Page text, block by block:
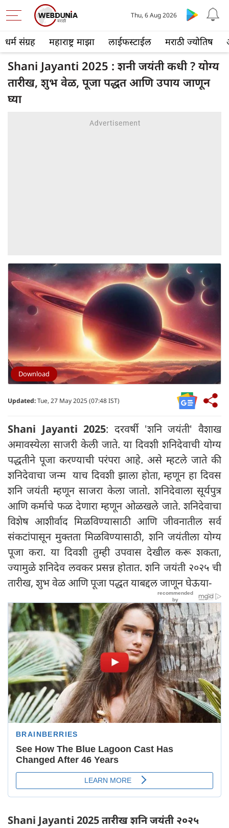
धर्म संग्रह महाराष्ट्र माझा लाईफस्टाईल मराठी ज्योतिष
Thu, 6 Aug 2026
Shani Jayanti 2025 : शनी जयंती कधी ? योग्य
तारीख, शुभ वेळ, पूजा पद्धत आणि उपाय जाणून
घ्या
Download
Updated:Tue, 27 May 2025 (07:48 IST)
Shani Jayanti 2025: दरवर्षी 'शनि जयंती' वैशाख
अमावस्येला साजरी केली जाते. या दिवशी शनिदेवाची योग्य
पद्धतीने पूजा करण्याची परंपरा आहे. असे म्हटले जाते की
शनिदेवाचा जन्म याच दिवशी झाला होता, म्हणून हा दिवस
शनि जयंती म्हणून साजरा केला जातो. शनिदेवाला सूर्यपुत्र
आणि कर्माचे फळ देणारा म्हणून ओळखले जाते. शनिदेवाचा
विशेष आशीर्वाद मिळविण्यासाठी आणि जीवनातील सर्व
संकटांपासून मुक्तता मिळविण्यासाठी, शनि जयंतीला योग्य
पूजा करा. या दिवशी तुम्ही उपवास देखील करू शकता,
ज्यामुळे शनिदेव लवकर प्रसन्न होतात. शनि जयंती २०२५ ची
तारीख, शुभ वेळ आणि पूजा पद्धत याबद्दल जाणून घेऊया-
Shani Jayanti 2025 तारीख शनि जयंती २०२५